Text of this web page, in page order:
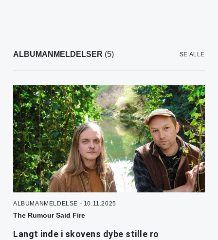
ALBUMANMELDELSER (5) SE ALLE
ALBUMANMELDELSE - 10.11.2025
The Rumour Said Fire
Langt inde i skovens dybe stille ro